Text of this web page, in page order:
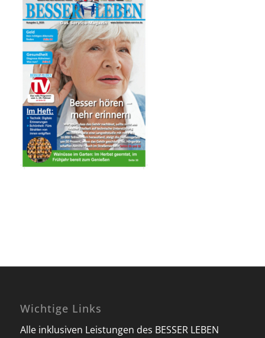
Wichtige Links
Alle inklusiven Leistungen des BESSER LEBEN